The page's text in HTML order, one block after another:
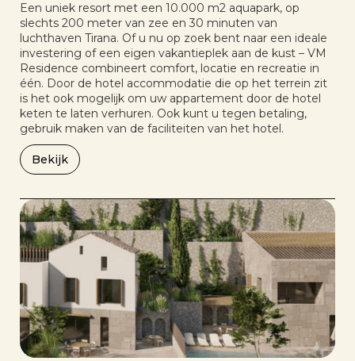
Een uniek resort met een 10.000 m2 aquapark, op
slechts 200 meter van zee en 30 minuten van
luchthaven Tirana. Of u nu op zoek bent naar een ideale
investering of een eigen vakantieplek aan de kust – VM
Residence combineert comfort, locatie en recreatie in
één. Door de hotel accommodatie die op het terrein zit
is het ook mogelijk om uw appartement door de hotel
keten te laten verhuren. Ook kunt u tegen betaling,
gebruik maken van de faciliteiten van het hotel.
Bekijk